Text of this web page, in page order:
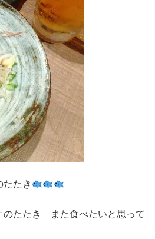
たき
のたたき また食べたいと思って